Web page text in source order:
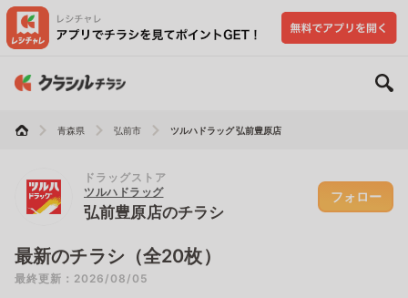
青森県 弘前市 ツルハドラッグ 弘前豊原店
ドラッグストア
ツルハドラッグ
弘前豊原店のチラシ
フォロー
最新のチラシ（全20枚）
最終更新：2026/08/05